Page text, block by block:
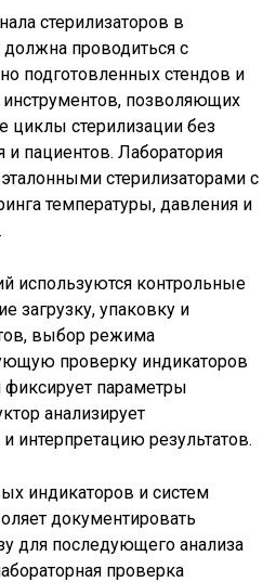
стерилизаторов в
проводиться с
подготовленных стендов и
позволяющих
циклы стерилизации без
и пациентов. Лаборатория
стерилизаторами с
температуры, давления и
используются контрольные
загрузку, упаковку и
выбор режима
проверку индикаторов
фиксирует параметры
анализирует
интерпретацию результатов.
индикаторов и систем
документировать
для последующего анализа
проверка